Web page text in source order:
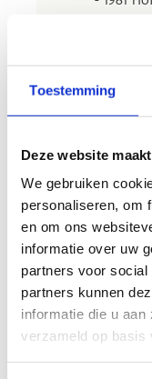
Toestemming
Deze website
We gebruiken
personaliseren, om
en om ons
informatie over uw
partners voor
partners kunnen
informatie die u
verzameld op basis